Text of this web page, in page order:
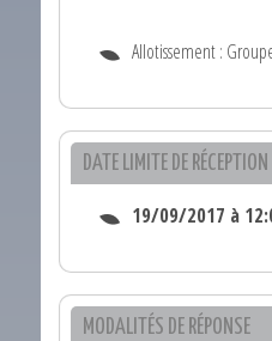
Allotissement :
DATE LIMITE DE RÉCEPTION
19/09/2017 à
MODALITÉS DE RÉPONSE